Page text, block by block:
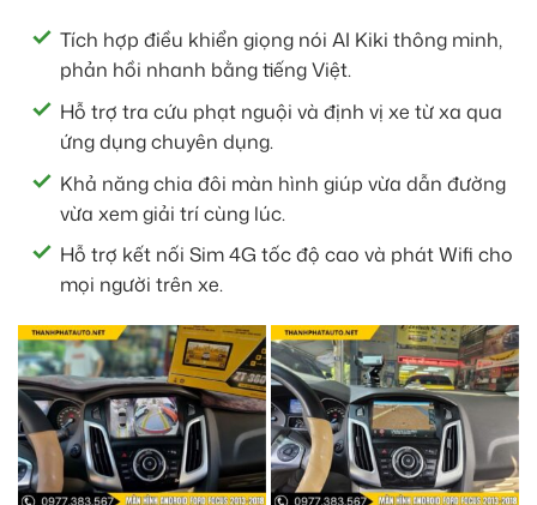
Tích hợp điều khiển giọng nói AI Kiki thông minh,
phản hồi nhanh bằng tiếng Việt.
Hỗ trợ tra cứu phạt nguội và định vị xe từ xa qua
ứng dụng chuyên dụng.
Khả năng chia đôi màn hình giúp vừa dẫn đường
vừa xem giải trí cùng lúc.
Hỗ trợ kết nối Sim 4G tốc độ cao và phát Wifi cho
mọi người trên xe.